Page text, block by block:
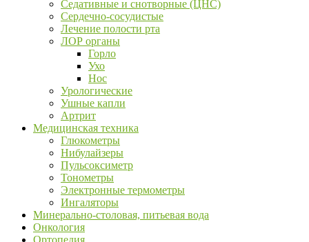
Седативные и снотворные (ЦНС)
Сердечно-сосудистые
Лечение полости рта
ЛОР органы
Горло
Ухо
Нос
Урологические
Ушные капли
Артрит
Медицинская техника
Глюкометры
Нибулайзеры
Пульсоксиметр
Тонометры
Электронные термометры
Ингаляторы
Минерально-столовая, питьевая вода
Онкология